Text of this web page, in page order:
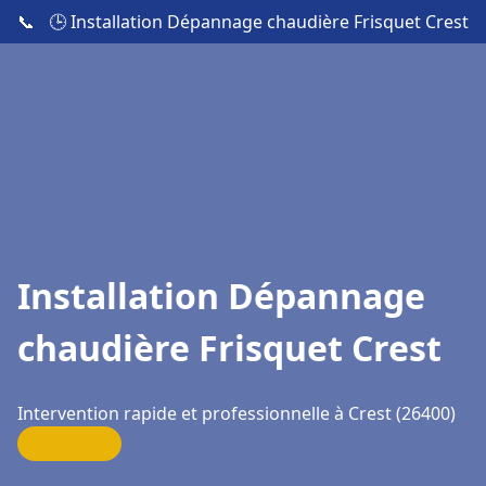
📞 🕒 Installation Dépannage chaudière Frisquet Crest
Installation Dépannage
chaudière Frisquet Crest
Intervention rapide et professionnelle à Crest (26400)